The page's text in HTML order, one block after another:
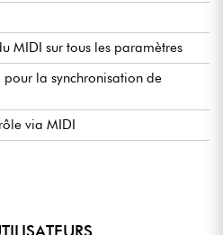
MIDI sur tous les paramètres
la synchronisation de
via MIDI
Bypass sélectionnables
États-Unis
(standard), Orchidée et Ink
9 V CC (en option)